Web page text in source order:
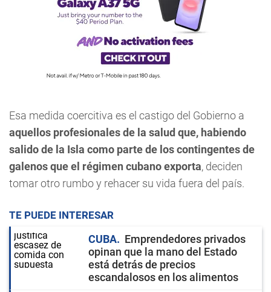
Esa medida coercitiva es el castigo del Gobierno a
aquellos profesionales de la salud que, habiendo
salido de la Isla como parte de los contingentes de
galenos que el régimen cubano exporta, deciden
tomar otro rumbo y rehacer su vida fuera del país.
TE PUEDE INTERESAR
CUBA
Emprendedores privados
opinan que la mano del Estado
está detrás de precios
escandalosos en los alimentos